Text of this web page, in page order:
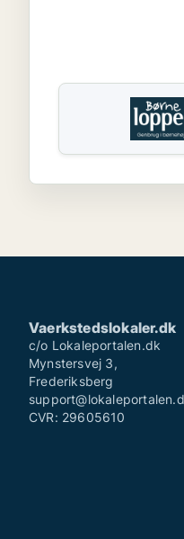
Vaerkstedslokaler.dk
c/o Lokaleportalen.dk
Mynstersvej 3,
Frederiksberg
CVR: 29605610